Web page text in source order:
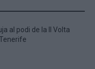
al podi de la II Volta